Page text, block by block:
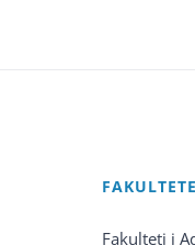
Fakulteti i